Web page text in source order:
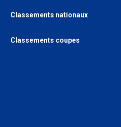
Classements nationaux
Classements coupes